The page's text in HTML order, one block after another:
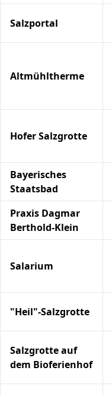
Salzportal
Altmühltherme
Hofer Salzgrotte
Bayerisches
Staatsbad
Praxis Dagmar
Berthold-Klein
Salarium
"Heil"-Salzgrotte
Salzgrotte auf
dem Bioferienhof